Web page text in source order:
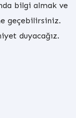
bilgi almak ve
geçebilirsiniz.
duyacağız.